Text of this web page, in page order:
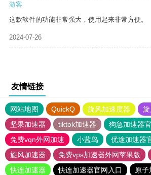
游客
这款软件的功能非常强大，使用起来非常方便。
2024-07-26
友情链接
网站地图 QuickQ 旋风加速度器
坚果加速器
tiktok加速器
狗急加速器
免费vqn外网加速
小蓝鸟 优途加速器
旋风加速器
免费vps加速器外网苹果版
快连加速器
快连加速器官网入口
原子